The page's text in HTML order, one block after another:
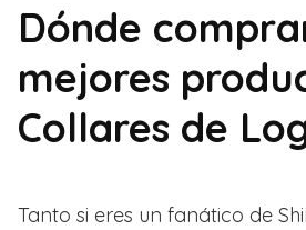
Dónde
mejores
Collares de
Tanto si eres un fanático de